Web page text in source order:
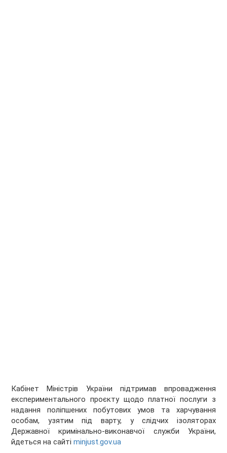
Кабінет Міністрів України підтримав впровадження
експериментального проєкту щодо платної послуги з
надання поліпшених побутових умов та харчування
особам, узятим під варту, у слідчих ізоляторах
Державної кримінально-виконавчої служби України,
йдеться на сайтіminjust.gov.ua